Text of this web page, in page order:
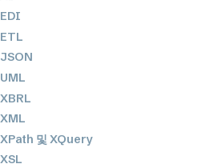
EDI
ETL
JSON
UML
XBRL
XML
XPath 및 XQuery
XSL